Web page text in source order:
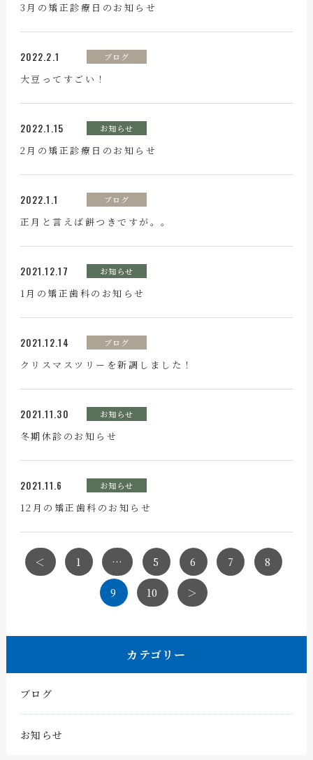
3月の矯正診療日のお知らせ
2022.2.1 ブログ
大豆ってすごい！
2022.1.15 お知らせ
2月の矯正診療日のお知らせ
2022.1.1 ブログ
正月と言えば餅つきですが。。
2021.12.17 お知らせ
1月の矯正歯科のお知らせ
2021.12.14 ブログ
クリスマスツリーを新調しました！
2021.11.30 お知らせ
冬期休診のお知らせ
2021.11.6 お知らせ
12月の矯正歯科のお知らせ
＜ 1 … 5 6 7 8
9 10 ＞
カテゴリー
ブログ
お知らせ